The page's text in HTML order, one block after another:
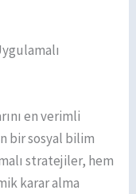
en verimli
bir sosyal bilim
stratejiler, hem
karar alma